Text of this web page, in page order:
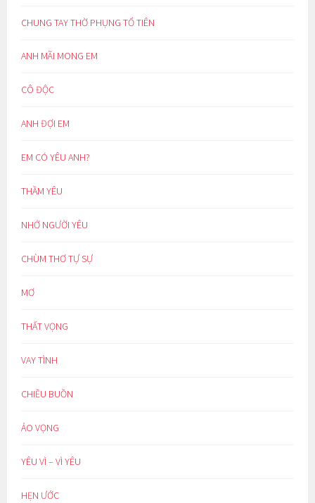
CHUNG TAY THỜ PHỤNG TỔ TIÊN
ANH MÃI MONG EM
CÔ ĐỘC
ANH ĐỢI EM
EM CÓ YÊU ANH?
THẦM YÊU
NHỚ NGƯỜI YÊU
CHÙM THƠ TỰ SỰ
MƠ
THẤT VỌNG
VAY TÌNH
CHIỀU BUỒN
ẢO VỌNG
YÊU VÌ – VÌ YÊU
HẸN ƯỚC